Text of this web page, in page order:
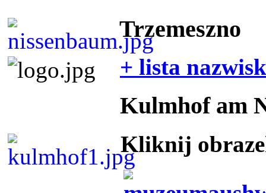
Trzemeszno
+ lista nazwisk
Kulmhof am
Kliknij